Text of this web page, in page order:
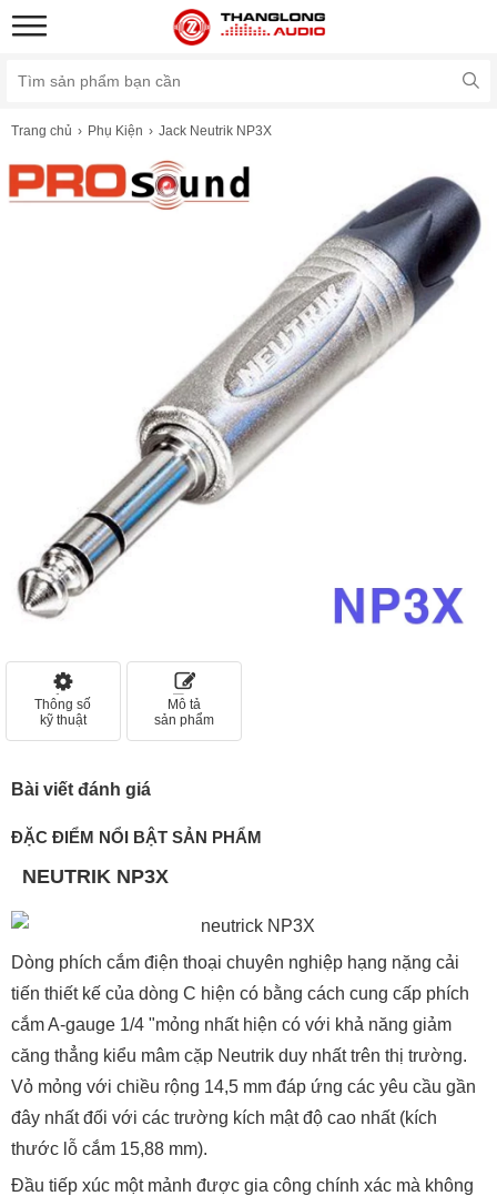
Trang chủ Phụ Kiện Jack Neutrik NP3X
Thông số
kỹ thuật
Mô tả
sản phẩm
Bài viết đánh giá
ĐẶC ĐIỂM NỔI BẬT SẢN PHẨM
NEUTRIK NP3X
Dòng phích cắm điện thoại chuyên nghiệp hạng nặng cải
tiến thiết kế của dòng C hiện có bằng cách cung cấp phích
cắm A-gauge 1/4 "mỏng nhất hiện có với khả năng giảm
căng thẳng kiểu mâm cặp Neutrik duy nhất trên thị trường.
Vỏ mỏng với chiều rộng 14,5 mm đáp ứng các yêu cầu gần
đây nhất đối với các trường kích mật độ cao nhất (kích
thước lỗ cắm 15,88 mm).
Đầu tiếp xúc một mảnh được gia công chính xác mà không